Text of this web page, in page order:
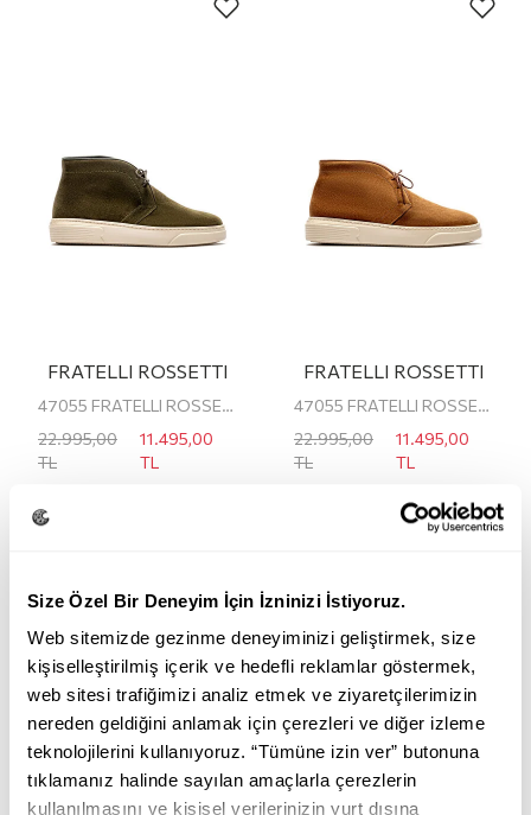
Size Özel Bir Deneyim İçin İzninizi İstiyoruz.
Web sitemizde gezinme deneyiminizi geliştirmek, size
kişiselleştirilmiş içerik ve hedefli reklamlar göstermek,
web sitesi trafiğimizi analiz etmek ve ziyaretçilerimizin
nereden geldiğini anlamak için çerezleri ve diğer izleme
teknolojilerini kullanıyoruz. “Tümüne izin ver” butonuna
tıklamanız halinde sayılan amaçlarla çerezlerin
kullanılmasını ve kişisel verilerinizin yurt dışına
FRATELLI ROSSETTI
47055 FRATELLI ROSSETTI ERKEK BOT
22.995,00
TL
11.495,00
TL
FRATELLI ROSSETTI
47055 FRATELLI ROSSETTI ERKEK BOT
22.995,00
TL
11.495,00
TL